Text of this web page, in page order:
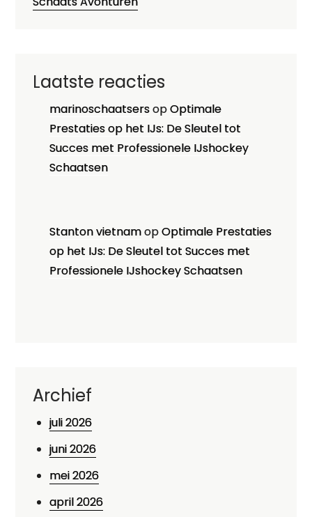
Laatste reacties
marinoschaatsersopOptimale
Prestaties op het IJs: De Sleutel tot
Succes met Professionele IJshockey
Schaatsen
Stanton vietnamopOptimale Prestaties
op het IJs: De Sleutel tot Succes met
Professionele IJshockey Schaatsen
Archief
juli 2026
juni 2026
mei 2026
april 2026